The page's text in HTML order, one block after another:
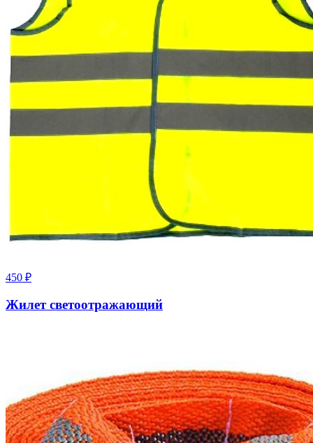
450 ₽
Жилет светоотражающий